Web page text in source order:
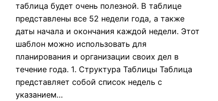
таблица будет очень полезной. В таблице
представлены все 52 недели года, а также
даты начала и окончания каждой недели. Этот
шаблон можно использовать для
планирования и организации своих дел в
течение года. 1. Структура Таблицы Таблица
представляет собой список недель с
указанием…